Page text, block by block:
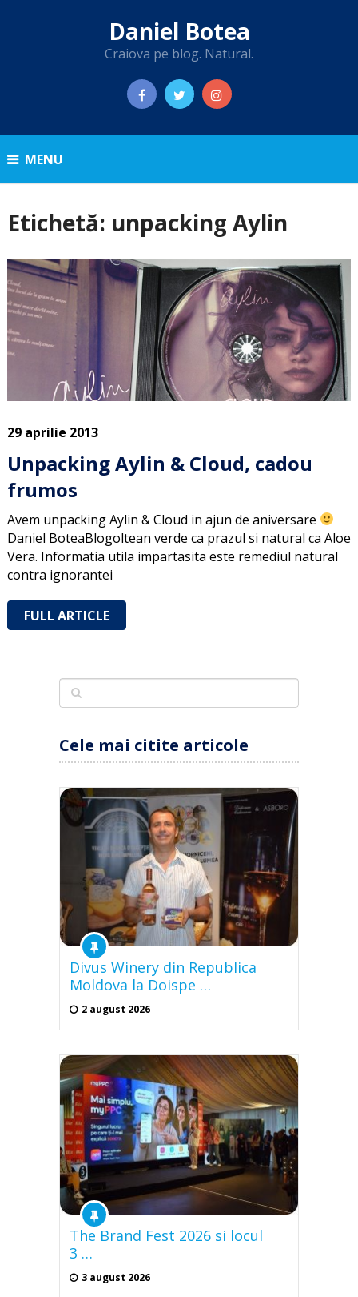
Daniel Botea
Craiova pe blog. Natural.
MENU
Etichetă: unpacking Aylin
29 aprilie 2013
Unpacking Aylin & Cloud, cadou
frumos
Avem unpacking Aylin & Cloud in ajun de aniversare
Daniel BoteaBlogoltean verde ca prazul si natural ca Aloe
Vera. Informatia utila impartasita este remediul natural
contra ignorantei
FULL ARTICLE
Cele mai citite articole
Divus Winery din Republica
Moldova la Doispe …
2 august 2026
The Brand Fest 2026 si locul
3 …
3 august 2026